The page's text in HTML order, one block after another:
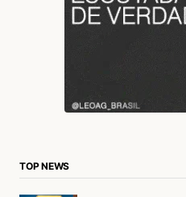
TOP NEWS